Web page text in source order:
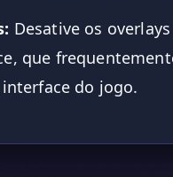
Desative os
que
do jogo.